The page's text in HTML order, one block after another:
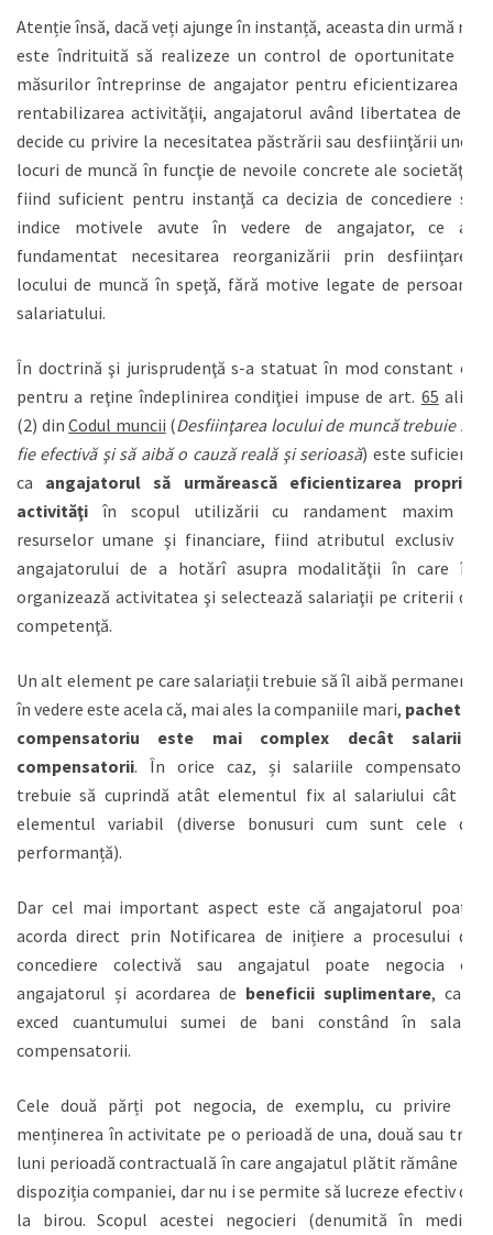
Atenție însă, dacă veți ajunge în instanță, aceasta din urmă nu
este îndrituită să realizeze un control de oportunitate al
măsurilor întreprinse de angajator pentru eficientizarea şi
rentabilizarea activităţii, angajatorul având libertatea de a
decide cu privire la necesitatea păstrării sau desfiinţării unor
locuri de muncă în funcţie de nevoile concrete ale societăţii,
fiind suficient pentru instanţă ca decizia de concediere să
indice motivele avute în vedere de angajator, ce au
fundamentat necesitarea reorganizării prin desfiinţarea
locului de muncă în speţă, fără motive legate de persoana
salariatului.
În doctrină şi jurisprudenţă s-a statuat în mod constant că
pentru a reţine îndeplinirea condiţiei impuse de art. 65 alin.
(2) dinCodul muncii (Desfiinţarea locului de muncă trebuie să
fie efectivă şi să aibă o cauză reală şi serioasă) este suficient
ca angajatorul să urmărească eficientizarea propriei
activităţi în scopul utilizării cu randament maxim a
resurselor umane şi financiare, fiind atributul exclusiv al
angajatorului de a hotărî asupra modalităţii în care îşi
organizează activitatea şi selectează salariaţii pe criterii de
competenţă.
Un alt element pe care salariații trebuie să îl aibă permanent
în vedere este acela că, mai ales la companiile mari, pachetul
compensatoriu este mai complex decât salariile
compensatorii. În orice caz, și salariile compensatorii
trebuie să cuprindă atât elementul fix al salariului cât și
elementul variabil (diverse bonusuri cum sunt cele de
performanță).
Dar cel mai important aspect este că angajatorul poate
acorda direct prin Notificarea de inițiere a procesului de
concediere colectivă sau angajatul poate negocia cu
angajatorul și acordarea de beneficii suplimentare, care
exced cuantumului sumei de bani constând în salarii
compensatorii.
Cele două părți pot negocia, de exemplu, cu privire la
menținerea în activitate pe o perioadă de una, două sau trei
luni perioadă contractuală în care angajatul plătit rămâne la
dispoziția companiei, dar nu i se permite să lucreze efectiv de
la birou. Scopul acestei negocieri (denumită în mediul